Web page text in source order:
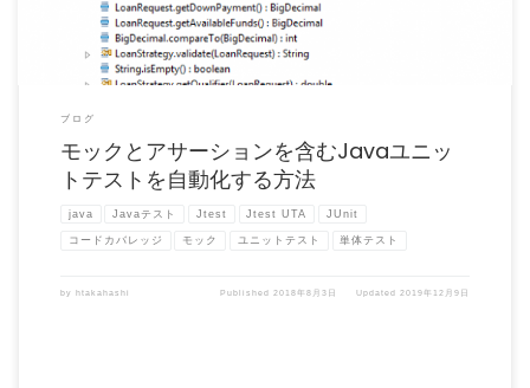
ブログ
モックとアサーションを含むJavaユニッ
トテストを自動化する方法
java Javaテスト Jtest Jtest UTA JUnit
コードカバレッジ モック ユニットテスト 単体テスト
by htakahashi Published 2018年8月3日 Updated 2019年12月9日